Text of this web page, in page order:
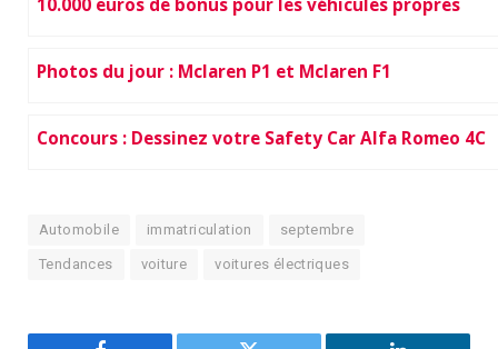
10.000 euros de bonus pour les véhicules propres
Photos du jour : Mclaren P1 et Mclaren F1
Concours : Dessinez votre Safety Car Alfa Romeo 4C
Automobile immatriculation septembre
Tendances voiture voitures électriques